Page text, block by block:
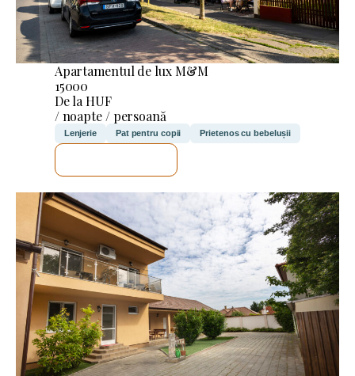
Apartamentul de lux M&M
15000
De la HUF
/ noapte / persoană
Lenjerie Pat pentru copii Prietenos cu bebelușii